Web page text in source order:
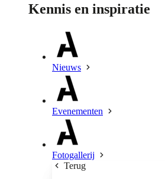
Kennis en inspiratie
Nieuws
Evenementen
Fotogallerij
Terug